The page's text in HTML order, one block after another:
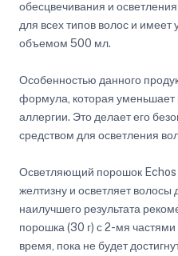
обесцвечивания и
для всех типов волос и имеет
объемом 500 мл.
Особенностью данного
формула, которая уменьшает
аллергии. Это делает его
средством для осветления
Осветляющий порошок Echos
желтизну и осветляет волосы
наилучшего результата
порошка (30 г) с 2-мя
время, пока не будет